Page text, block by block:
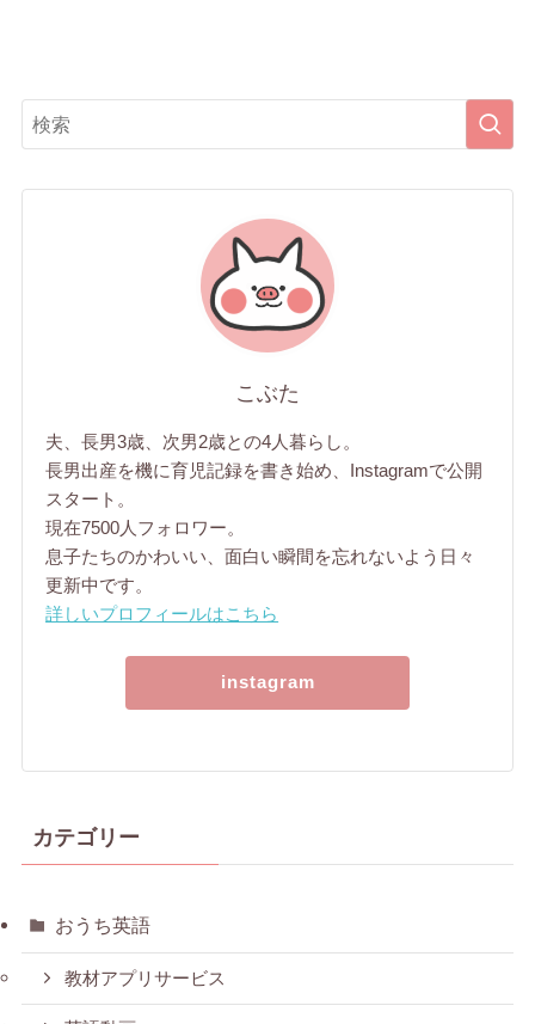
こぶた
夫、長男3歳、次男2歳との4人暮らし。
長男出産を機に育児記録を書き始め、Instagramで公開
スタート。
現在7500人フォロワー。
息子たちのかわいい、面白い瞬間を忘れないよう日々
更新中です。
詳しいプロフィールはこちら
instagram
カテゴリー
おうち英語
教材アプリサービス